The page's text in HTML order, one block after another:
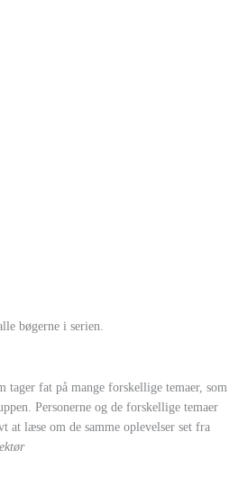
bøgerne i serien.
tager fat på mange forskellige temaer, som
Personerne og de forskellige temaer
at læse om de samme oplevelser set fra